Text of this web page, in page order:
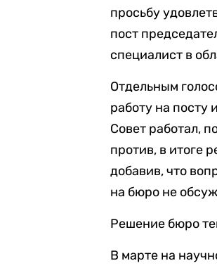
просьбу
пост
специалист в
Отдельным
работу на посту
Совет работал,
против, в итоге
добавив, что
на бюро не
Решение бюро
В марте на